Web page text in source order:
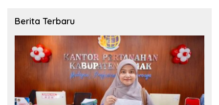
Berita Terbaru